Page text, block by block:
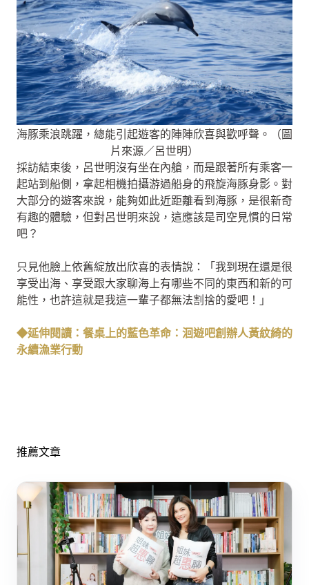
海豚乘浪跳躍，總能引起遊客的陣陣欣喜與歡呼聲。（圖
片來源／呂世明）
採訪結束後，呂世明沒有坐在內艙，而是跟著所有乘客一
起站到船側，拿起相機拍攝游過船身的飛旋海豚身影。對
大部分的遊客來說，能夠如此近距離看到海豚，是很新奇
有趣的體驗，但對呂世明來說，這應該是司空見慣的日常
吧？
只見他臉上依舊綻放出欣喜的表情說：「我到現在還是很
享受出海、享受跟大家聊海上有哪些不同的東西和新的可
能性，也許這就是我這一輩子都無法割捨的愛吧！」
◆延伸閱讀：餐桌上的藍色革命：洄遊吧創辦人黃紋綺的
永續漁業行動
推薦文章